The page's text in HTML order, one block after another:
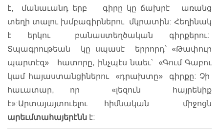
է, մանաւանդ երբ գիրը կը ճախրէ առանց
տեղի տալու խմբագիրներու մկրատին: Հեղինակ
է երկու բանաստեղծական գիրքերու:
Տպագրութեան կը սպասէ երրորդ՝ «Թափուր
պարտէզ» հատորը, ինչպէս նաեւ՝
«Գում Գաբու
կամ հայաստանցիներու «դրախտը» գիրքը: Չի
հաւատար, որ «լեզուն հայրենիք
է»:Արտայայտուելու հիմնական միջոցն
արեւմտահայերէնն է: